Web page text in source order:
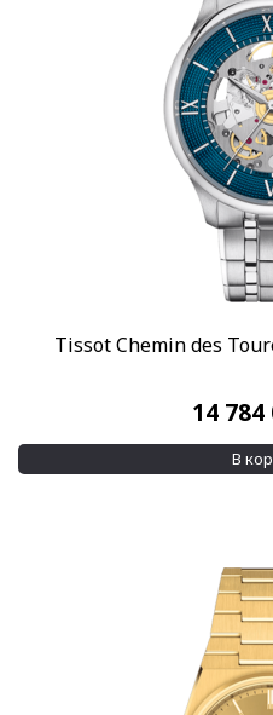
Tissot Chemin des
14 784
В